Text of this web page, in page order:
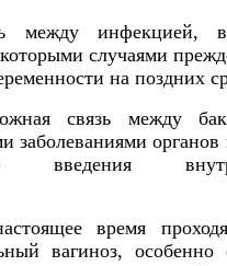
между инфекцией,
случаями
на поздних
связь между
заболеваниями органов
введения
время
вагиноз,